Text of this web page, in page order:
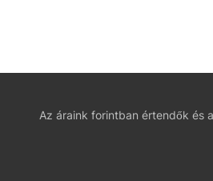
Az áraink forintban értendők és